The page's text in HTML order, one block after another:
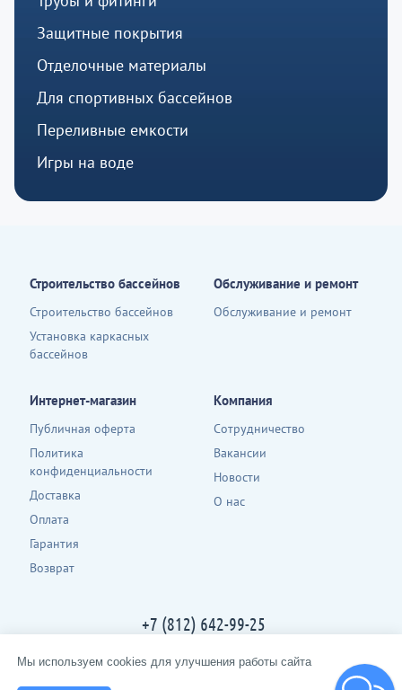
Защитные покрытия
Отделочные материалы
Для спортивных бассейнов
Переливные емкости
Игры на воде
+7 (812) 642-99-25
Контакты
Строительство бассейнов
Строительство бассейнов
Установка каркасных
бассейнов
Обслуживание и ремонт
Обслуживание и ремонт
Интернет-магазин
Публичная оферта
Политика
конфиденциальности
Доставка
Оплата
Гарантия
Возврат
Компания
Сотрудничество
Вакансии
Новости
О нас
Мы используем cookies для улучшения работы сайта